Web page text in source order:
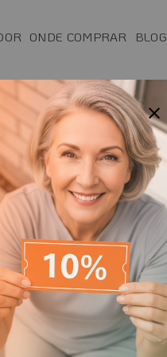
ONDE COMPRAR BLOG
FISIO E T.O. OUTLET
único resultado